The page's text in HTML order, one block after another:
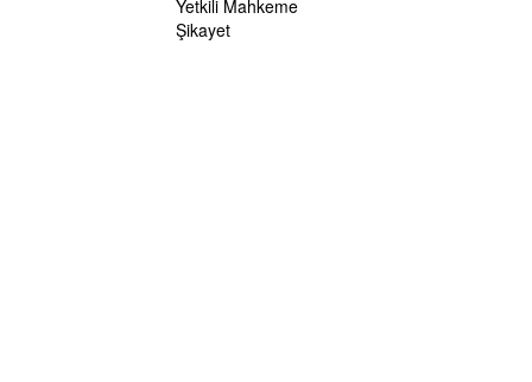
Yetkili Mahkeme
Şikayet